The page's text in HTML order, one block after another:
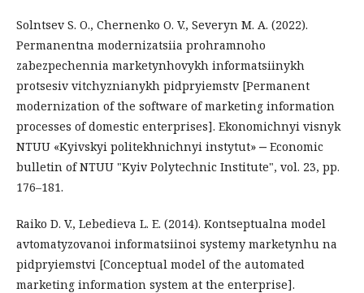
Solntsev S. O., Chernenko O. V., Severyn M. A. (2022).
Permanentna modernizatsiia prohramnoho
zabezpechennia marketynhovykh informatsiinykh
protsesiv vitchyznianykh pidpryiemstv [Permanent
modernization of the software of marketing information
processes of domestic enterprises]. Ekonomichnyi visnyk
NTUU «Kyivskyi politekhnichnyi instytut» ‒ Economic
bulletin of NTUU "Kyiv Polytechnic Institute", vol. 23, pp.
176–181.
Raiko D. V., Lebedieva L. E. (2014). Kontseptualna model
avtomatyzovanoi informatsiinoi systemy marketynhu na
pidpryiemstvi [Conceptual model of the automated
marketing information system at the enterprise].